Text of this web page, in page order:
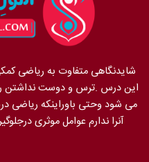
شایدنگاهی متفاوت به ریاضی
این درس .ترس و دوست نداشتن
می شود وحتی باوراینکه ریاضی
آنرا ندارم عوامل موثری